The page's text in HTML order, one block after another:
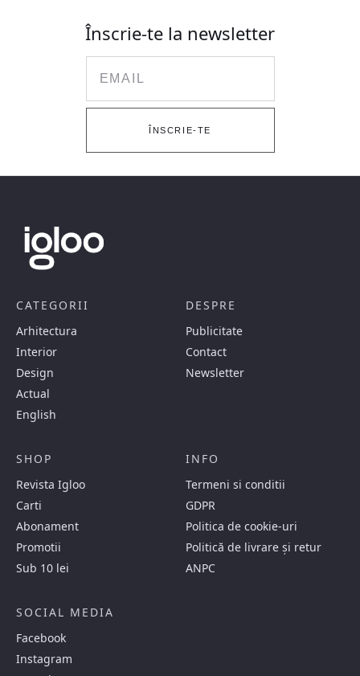
Înscrie-te la newsletter
ÎNSCRIE-TE
CATEGORII
Arhitectura
Interior
Design
Actual
English
DESPRE
Publicitate
Contact
Newsletter
SHOP
Revista Igloo
Carti
Abonament
Promotii
Sub 10 lei
INFO
Termeni si conditii
GDPR
Politica de cookie-uri
Politică de livrare și retur
ANPC
SOCIAL MEDIA
Facebook
Instagram